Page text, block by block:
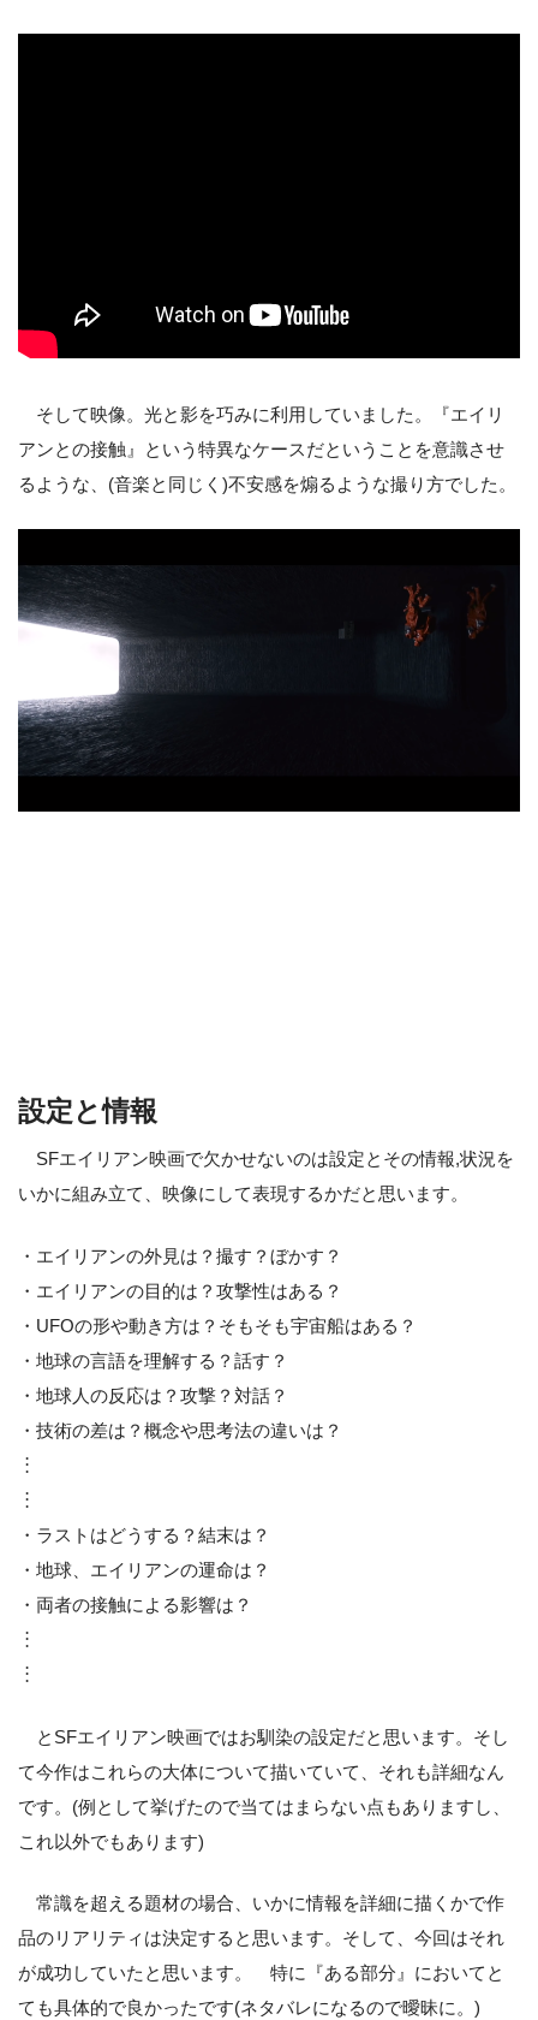
そして映像。光と影を巧みに利用していました。『エイリ
アンとの接触』という特異なケースだということを意識させ
るような、(音楽と同じく)不安感を煽るような撮り方でした。
設定と情報
SFエイリアン映画で欠かせないのは設定とその情報,状況を
いかに組み立て、映像にして表現するかだと思います。
・エイリアンの外見は？撮す？ぼかす？
・エイリアンの目的は？攻撃性はある？
・UFOの形や動き方は？そもそも宇宙船はある？
・地球の言語を理解する？話す？
・地球人の反応は？攻撃？対話？
・技術の差は？概念や思考法の違いは？
︙
︙
・ラストはどうする？結末は？
・地球、エイリアンの運命は？
・両者の接触による影響は？
︙
︙
とSFエイリアン映画ではお馴染の設定だと思います。そし
て今作はこれらの大体について描いていて、それも詳細なん
です。(例として挙げたので当てはまらない点もありますし、
これ以外でもあります)
常識を超える題材の場合、いかに情報を詳細に描くかで作
品のリアリティは決定すると思います。そして、今回はそれ
が成功していたと思います。 特に『ある部分』においてと
ても具体的で良かったです(ネタバレになるので曖昧に。)